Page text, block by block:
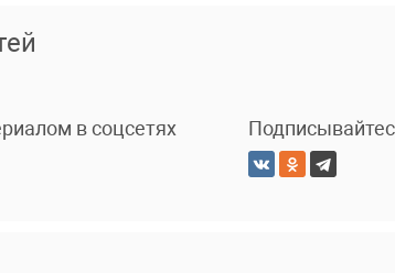
в соцсетях